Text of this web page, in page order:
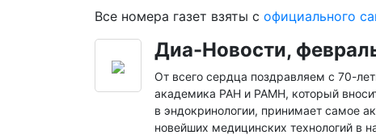
Все номера газет взяты с официального
Диа-Новости,
От всего сердца поздравляем с 70-
академика РАН и РАМН, который
в эндокринологии, принимает самое
новейших медицинских технологий в